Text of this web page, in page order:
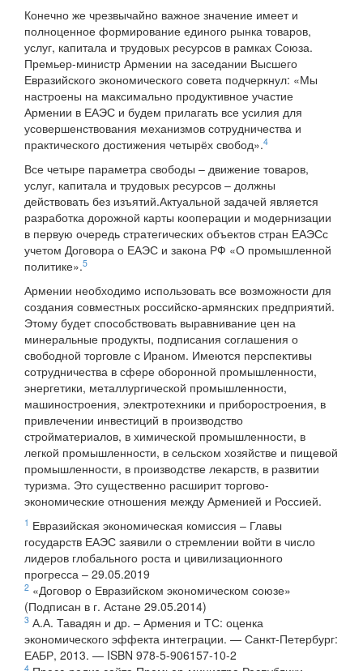
Конечно же чрезвычайно важное значение имеет и
полноценное формирование единого рынка товаров,
услуг, капитала и трудовых ресурсов в рамках Союза.
Премьер-министр Армении на заседании Высшего
Евразийского экономического совета подчеркнул: «Мы
настроены на максимально продуктивное участие
Армении в ЕАЭС и будем прилагать все усилия для
усовершенствования механизмов сотрудничества и
практического достижения четырёх свобод».4
Все четыре параметра свободы – движение товаров,
услуг, капитала и трудовых ресурсов – должны
действовать без изъятий.Актуальной задачей является
разработка дорожной карты кооперации и модернизации
в первую очередь стратегических объектов стран ЕАЭСс
учетом Договора о ЕАЭС и закона РФ «О промышленной
политике».5
Армении необходимо использовать все возможности для
создания совместных российско-армянских предприятий.
Этому будет способствовать выравнивание цен на
минеральные продукты, подписания соглашения о
свободной торговле с Ираном. Имеются перспективы
сотрудничества в сфере оборонной промышленности,
энергетики, металлургической промышленности,
машиностроения, электротехники и приборостроения, в
привлечении инвестиций в производство
стройматериалов, в химической промышленности, в
легкой промышленности, в сельском хозяйстве и пищевой
промышленности, в производстве лекарств, в развитии
туризма. Это существенно расширит торгово-
экономические отношения между Арменией и Россией.
1 Евразийская экономическая комиссия – Главы
государств ЕАЭС заявили о стремлении войти в число
лидеров глобального роста и цивилизационного
прогресса – 29.05.2019
2 «Договор о Евразийском экономическом союзе»
(Подписан в г. Астане 29.05.2014)
3 А.А. Тавадян и др. – Армения и ТС: оценка
экономического эффекта интеграции. — Санкт-Петербург:
ЕАБР, 2013. — ISBN 978-5-906157-10-2
4